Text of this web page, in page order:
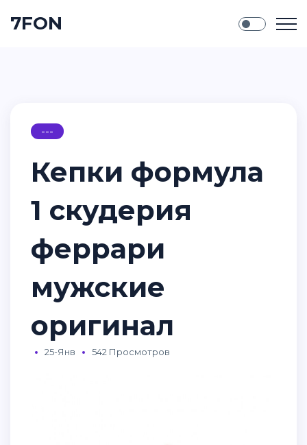
7FON
---
Кепки формула
1 скудерия
феррари
мужские
оригинал
25-Янв 542 Просмотров